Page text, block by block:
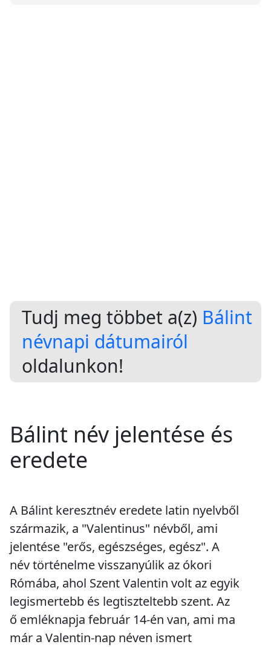
Tudj meg többet a(z) Bálint
névnapi dátumairól
oldalunkon!
Bálint név jelentése és
eredete
A Bálint keresztnév eredete latin nyelvből
származik, a "Valentinus" névből, ami
jelentése "erős, egészséges, egész". A
név történelme visszanyúlik az ókori
Rómába, ahol Szent Valentin volt az egyik
legismertebb és legtiszteltebb szent. Az
ő emléknapja február 14-én van, ami ma
már a Valentin-nap néven ismert